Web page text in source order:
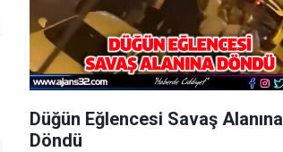
Düğün Eğlencesi Savaş Alanına
Döndü